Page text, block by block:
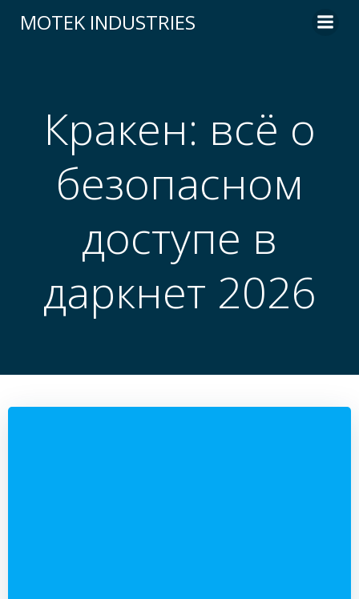
to
MOTEK INDUSTRIES
Кракен: всё о
безопасном
доступе в
даркнет 2026